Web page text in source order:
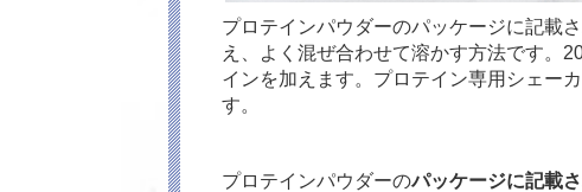
プロテインパウダーのパッケージに記載
え、よく混ぜ合わせて溶かす方法です。
インを加えます。プロテイン専用シェー
す。
プロテインパウダーのパッケージに記載